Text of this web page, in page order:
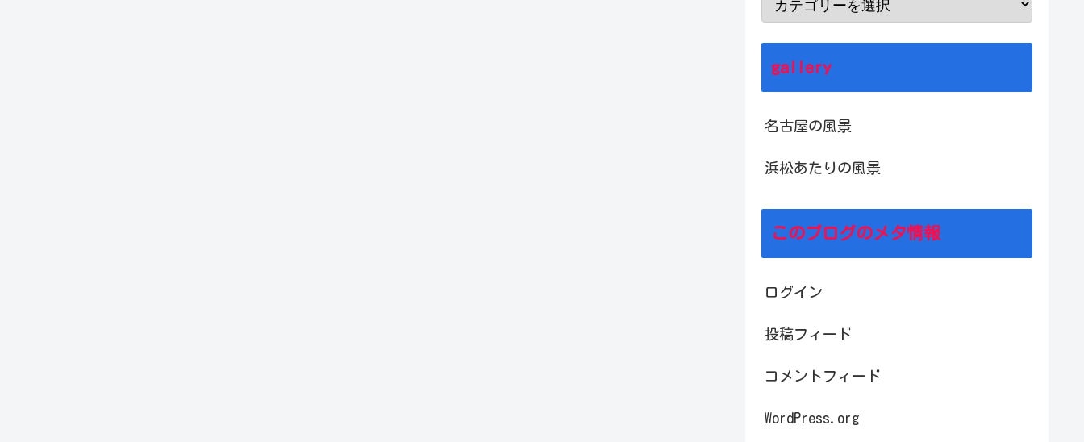
gallery
名古屋の風景
浜松あたりの風景
このブログのメタ情報
ログイン
投稿フィード
コメントフィード
WordPress.org